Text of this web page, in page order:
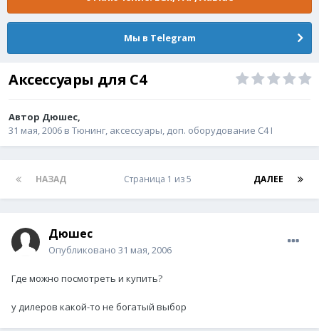
Мы в Telegram
Аксессуары для С4
Автор Дюшес,
31 мая, 2006 в Тюнинг, аксессуары, доп. оборудование C4 I
НАЗАД ДАЛЕЕ
Страница 1 из 5
Дюшес
Опубликовано 31 мая, 2006
Где можно посмотреть и купить?
у дилеров какой-то не богатый выбор